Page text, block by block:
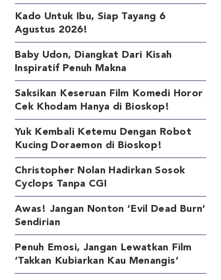
Kado Untuk Ibu, Siap Tayang 6
Agustus 2026!
Baby Udon, Diangkat Dari Kisah
Inspiratif Penuh Makna
Saksikan Keseruan Film Komedi Horor
Cek Khodam Hanya di Bioskop!
Yuk Kembali Ketemu Dengan Robot
Kucing Doraemon di Bioskop!
Christopher Nolan Hadirkan Sosok
Cyclops Tanpa CGI
Awas! Jangan Nonton ‘Evil Dead Burn’
Sendirian
Penuh Emosi, Jangan Lewatkan Film
‘Takkan Kubiarkan Kau Menangis’